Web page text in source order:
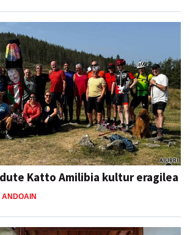
Katto Amilibia kultur eragilea
ANDOAIN